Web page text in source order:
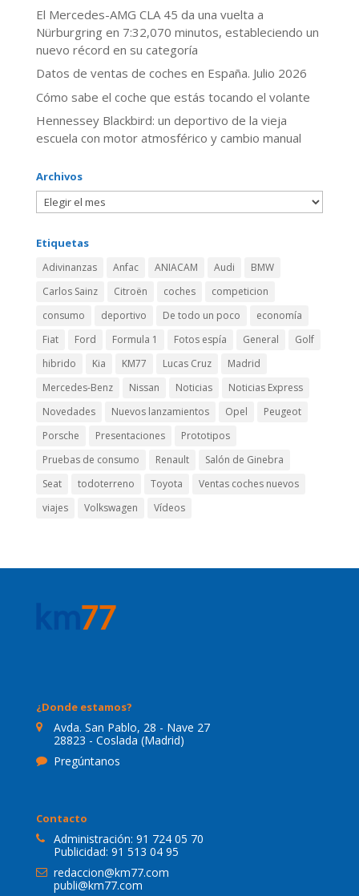
El Mercedes-AMG CLA 45 da una vuelta a
Nürburgring en 7:32,070 minutos, estableciendo un
nuevo récord en su categoría
Datos de ventas de coches en España. Julio 2026
​Cómo sabe el coche que estás tocando el volante
Hennessey Blackbird: un deportivo de la vieja
escuela con motor atmosférico y cambio manual
Archivos
Etiquetas
Adivinanzas Anfac ANIACAM Audi
BMW
Carlos Sainz
Citroën coches
competicion
consumo
deportivo De todo un poco
economía
Fiat
Ford Formula 1 Fotos espía General
Golf
hibrido
Kia KM77 Lucas Cruz
Madrid
Mercedes-Benz
Nissan Noticias
Noticias Express
Novedades
Nuevos lanzamientos Opel
Peugeot
Porsche
Presentaciones
Prototipos
Pruebas de consumo
Renault
Salón de Ginebra
Seat
todoterreno Toyota
Ventas coches nuevos
viajes
Volkswagen Vídeos
¿Donde estamos?
Avda. San Pablo, 28 - Nave 27
28823 - Coslada (Madrid)
Pregúntanos
Contacto
Administración: 91 724 05 70
Publicidad: 91 513 04 95
redaccion@km77.com
publi@km77.com